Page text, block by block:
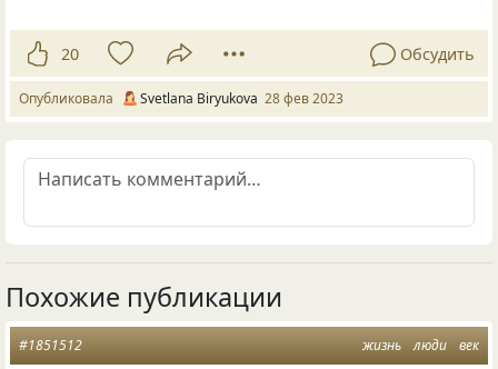
20 Обсудить
Опубликовала Svetlana Biryukova 28 фев 2023
Похожие публикации
жизнь люди век
#1851512